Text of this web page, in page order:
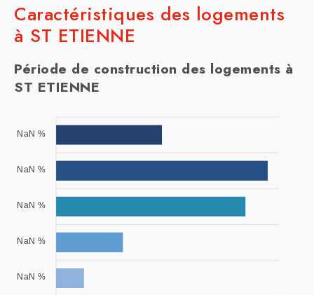
Caractéristiques des logements
à ST ETIENNE
Période de construction des logements à
ST ETIENNE
NaN %
NaN %
NaN %
NaN %
NaN %